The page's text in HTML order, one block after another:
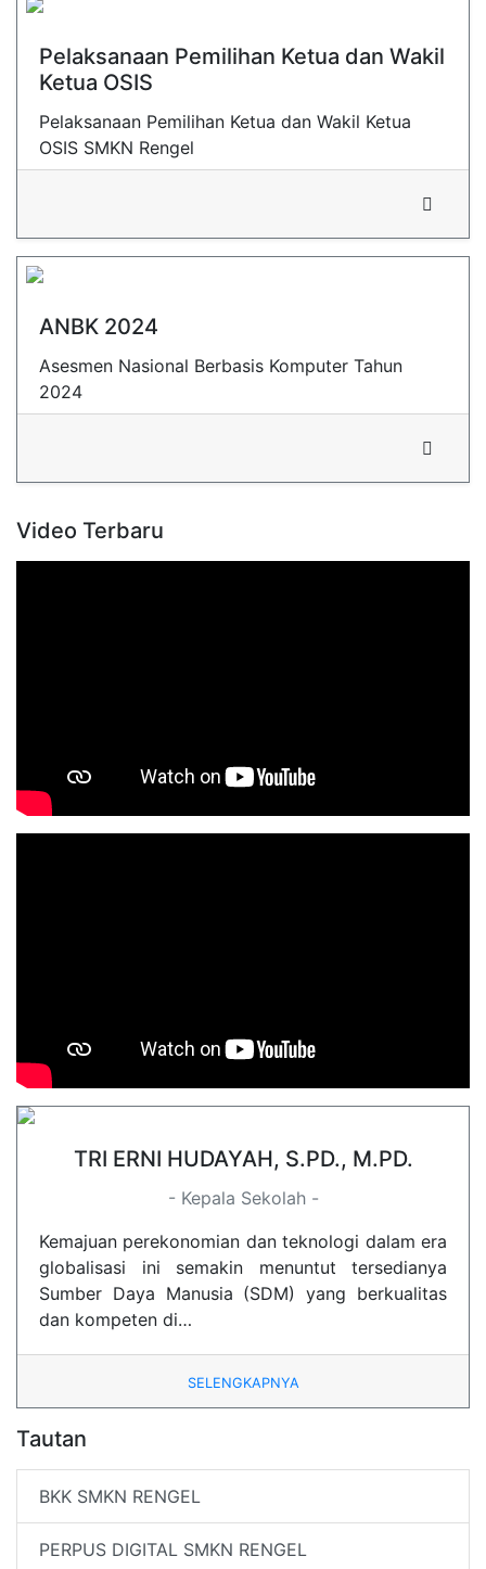
Pelaksanaan Pemilihan Ketua dan Wakil
Ketua OSIS
Pelaksanaan Pemilihan Ketua dan Wakil Ketua
OSIS SMKN Rengel
ANBK 2024
Asesmen Nasional Berbasis Komputer Tahun
2024
Video Terbaru
TRI ERNI HUDAYAH, S.PD., M.PD.
- Kepala Sekolah -
Kemajuan perekonomian dan teknologi dalam era
globalisasi ini semakin menuntut tersedianya
Sumber Daya Manusia (SDM) yang berkualitas
dan kompeten di…
SELENGKAPNYA
Tautan
BKK SMKN RENGEL
PERPUS DIGITAL SMKN RENGEL